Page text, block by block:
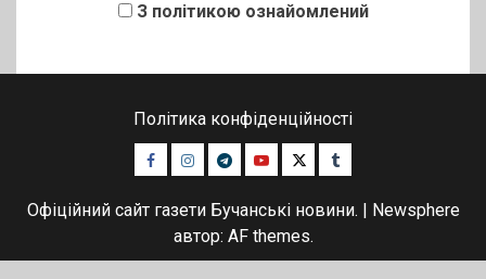
З політикою ознайомлений
Політика конфіденційності
Facebook
Instagram
TelegramYoutubeTwitterTumblr
Офіційний сайт газети Бучанські новини.
Newsphere
автор: AF themes.